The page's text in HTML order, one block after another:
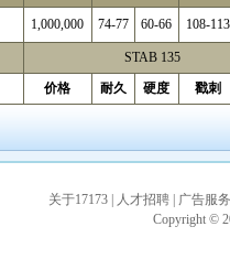
1,000,000 74-77 60-66 108-113
STAB 135
价格 耐久 硬度 戳刺
关于17173 人才招聘
广告服务
Copyright ©